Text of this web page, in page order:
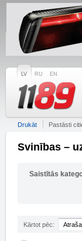
LV RU EN
Drukāt Pastāsti
Svinības –
Saistītās
Kārtot pēc: